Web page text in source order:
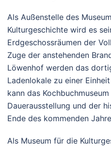
Als Außenstelle des
Kulturgeschichte wird es
Erdgeschossräumen der
Zuge der anstehenden
Löwenhof werden das
Ladenlokale zu einer
kann das
Dauerausstellung und der
Ende des kommenden
Als Museum für die